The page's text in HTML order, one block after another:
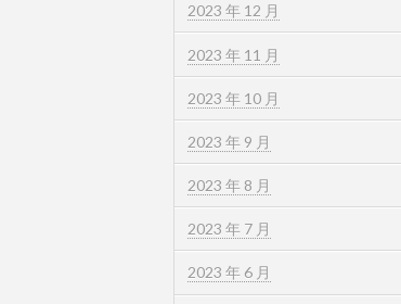
2023 年 12 月
2023 年 11 月
2023 年 10 月
2023 年 9 月
2023 年 8 月
2023 年 7 月
2023 年 6 月